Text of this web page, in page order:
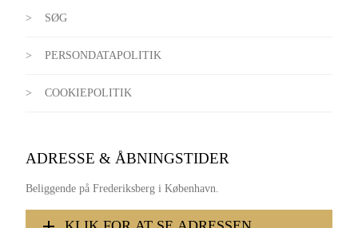
SØG
PERSONDATAPOLITIK
COOKIEPOLITIK
ADRESSE & ÅBNINGSTIDER
Beliggende på Frederiksberg i København.